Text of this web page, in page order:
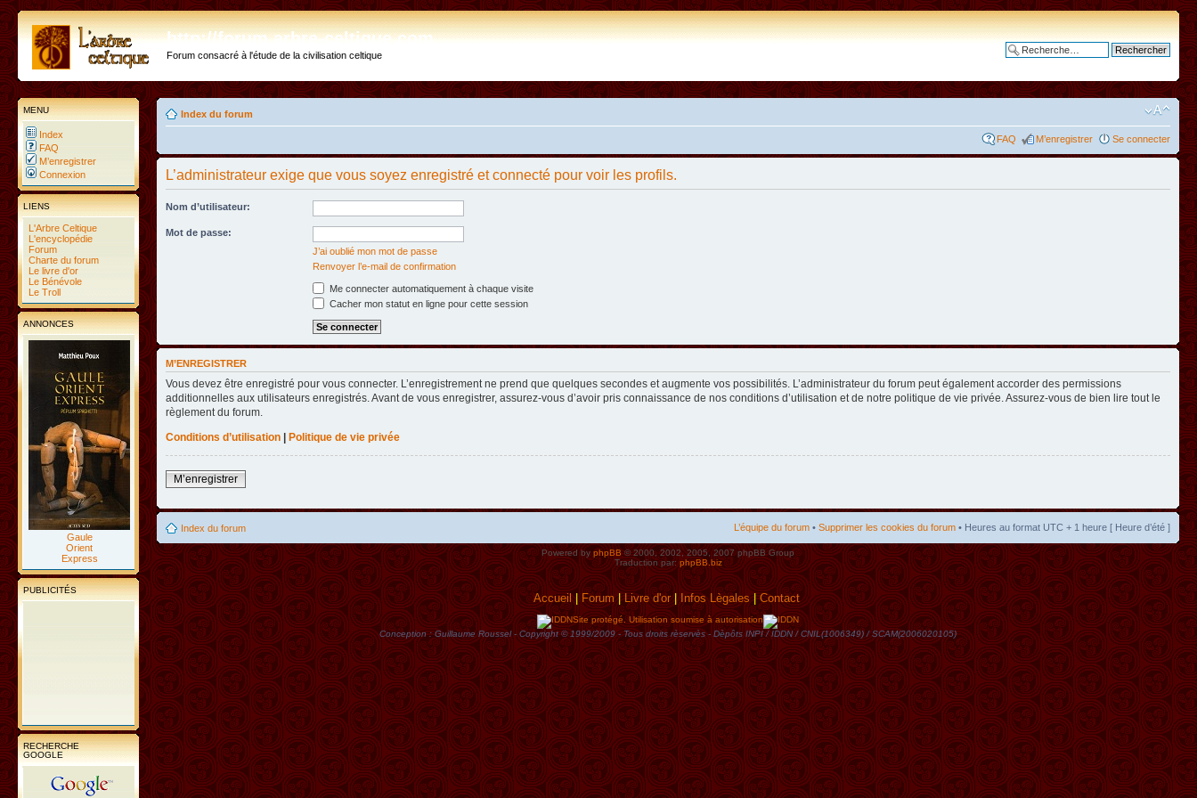
http://forum.arbre-celtique.com
Forum consacré à l'étude de la civilisation celtique
MENU
Index
FAQ
M’enregistrer
Connexion
LIENS
L'Arbre Celtique
L'encyclopédie
Forum
Charte du forum
Le livre d'or
Le Bénévole
Le Troll
ANNONCES
Gaule
Orient
Express
PUBLICITÉS
RECHERCHE
GOOGLE
Index du forum
FAQ M’enregistrer Se connecter
L’administrateur exige que vous soyez enregistré et connecté pour voir les profils.
Nom d’utilisateur:
Mot de passe:
J’ai oublié mon mot de passe
Renvoyer l’e-mail de confirmation
Me connecter automatiquement à chaque visite
Cacher mon statut en ligne pour cette session
M’ENREGISTRER
Vous devez être enregistré pour vous connecter. L’enregistrement ne prend que quelques secondes et augmente vos possibilités. L’administrateur du forum peut également accorder des permissions
additionnelles aux utilisateurs enregistrés. Avant de vous enregistrer, assurez-vous d’avoir pris connaissance de nos conditions d’utilisation et de notre politique de vie privée. Assurez-vous de bien lire tout le
règlement du forum.
Conditions d’utilisation
Politique de vie privée
M’enregistrer
Index du forum L’équipe du forum • Supprimer les cookies du forum • Heures au format UTC + 1 heure [ Heure d’été ]
Powered byphpBB© 2000, 2002, 2005, 2007 phpBB Group
Traduction par:phpBB.biz
Accueil|Forum|Livre d'or|Infos Lègales|Contact
Site protégé. Utilisation soumise à autorisation
Conception : Guillaume Roussel - Copyright © 1999/2009 - Tous droits rèservès - Dèpôts INPI / IDDN / CNIL(1006349) / SCAM(2006020105)